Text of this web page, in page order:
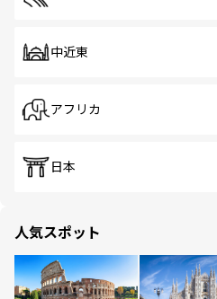
中近東
アフリカ
日本
人気スポット